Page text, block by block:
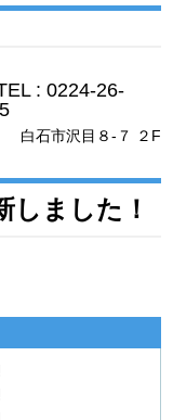
:0224-26-
白石市沢目８-７ ２F
しました！